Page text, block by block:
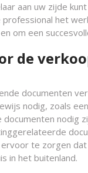
aan uw zijde
het
om een
de
documenten
nodig, zoals
nodig
te zorgen
in het buitenland.